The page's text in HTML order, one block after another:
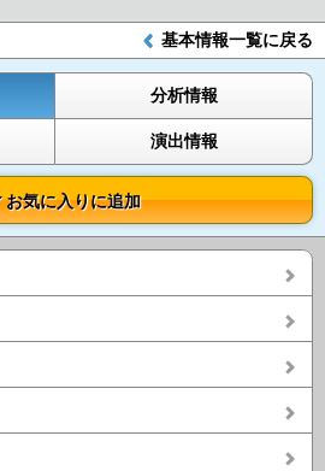
基本情報一覧に戻る
分析情報
演出情報
お気に入りに追加